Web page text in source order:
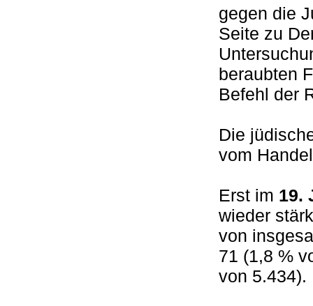
gegen die
Seite zu
beraubten
Befehl der
Die
vom
Erst im 19.
wieder
von
71 (1,8 %
von 5.434).